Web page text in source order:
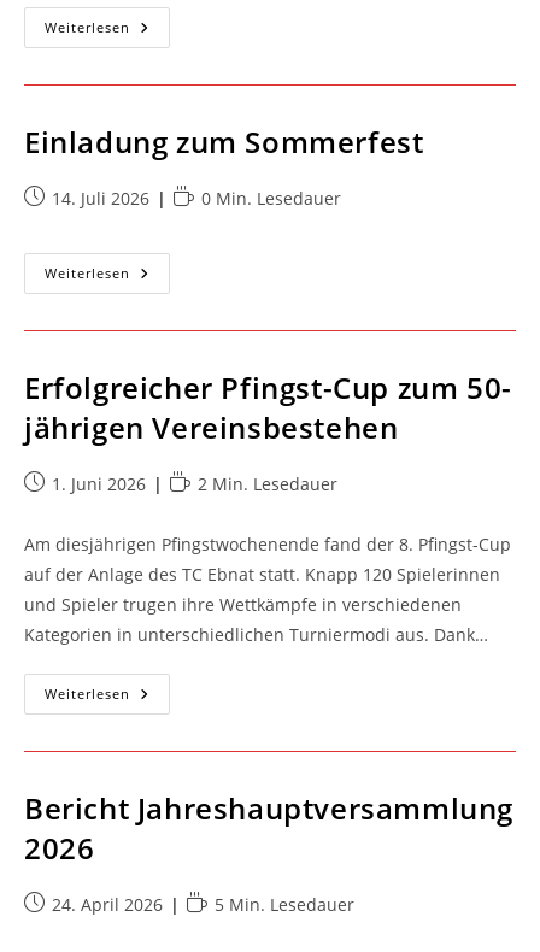
Weiterlesen Erfolgreicher
TCE-
Einladung zum Sommerfest
Beitrag14. Juli 2026 Lesedauer:
0 Min. Lesedauer
Weiterlesen Einladung
Zum
Erfolgreicher Pfingst-Cup zum 50-
jährigen Vereinsbestehen
Beitrag1. Juni 2026 Lesedauer:
2 Min. Lesedauer
Am diesjährigen Pfingstwochenende fand der 8. Pfingst-Cup
auf der Anlage des TC Ebnat statt. Knapp 120 Spielerinnen
und Spieler trugen ihre Wettkämpfe in verschiedenen
Kategorien in unterschiedlichen Turniermodi aus. Dank…
Weiterlesen Erfolgreicher
Pfingst-
Vereinsbestehen
Bericht Jahreshauptversammlung
2026
Beitrag24. April 2026 Lesedauer:
5 Min. Lesedauer